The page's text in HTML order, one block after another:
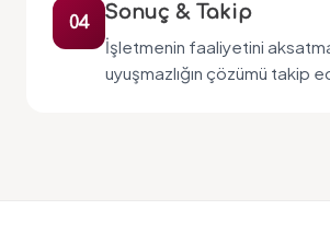
04 Sonuç & Takip
İşletmenin faaliyetini
uyuşmazlığın çözümü takip